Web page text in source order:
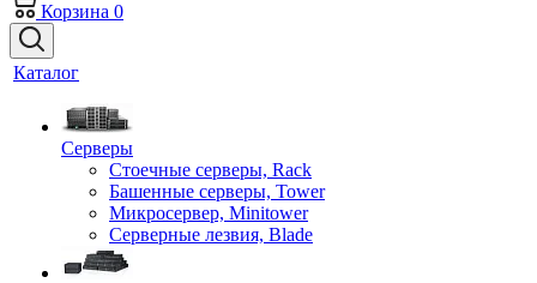
Корзина 0
Каталог
Серверы
Стоечные серверы, Rack
Башенные серверы, Tower
Микросервер, Minitower
Серверные лезвия, Blade